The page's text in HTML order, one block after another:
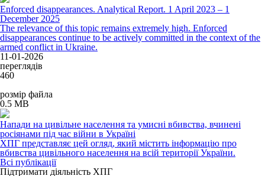
Enforced disappearances. Analytical Report. 1 April 2023 – 1
December 2025
The relevance of this topic remains extremely high. Enforced
disappearances continue to be actively committed in the context of the
armed conflict in Ukraine.
11-01-2026
переглядів
460
розмір файла
0.5 MB
Напади на цивільне населення та умисні вбивства, вчинені
росіянами під час війни в Україні
ХПГ представляє цей огляд, який містить інформацію про
вбивства цивільного населення на всій території України.
Всі публікації
Підтримати діяльність ХПГ